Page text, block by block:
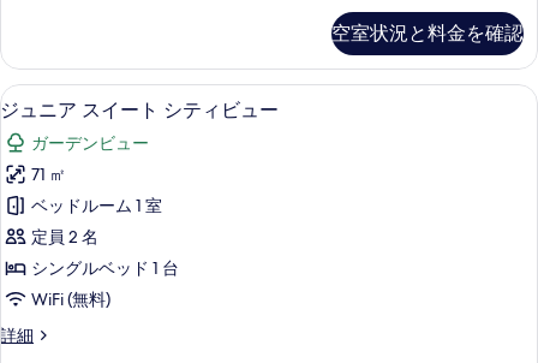
写
真
を
表
示
す
る
ム
禁
煙
シ
テ
ィ
ビ
ュ
ー
の
ス
ト
リ
ル
ル
ー
ム
禁
煙
シ
テ
ビ
空室状況と料金を確認
ジ
ュ
ニ
ア
ス
イ
ー
ト
シ
ジュニア スイート シティビュー | ミ
12
ジュニア スイート シティビュー
ガーデンビュー
71 ㎡
ベッドルーム 1 室
定員 2 名
シングルベッド 1 台
WiFi (無料)
詳細
ジ